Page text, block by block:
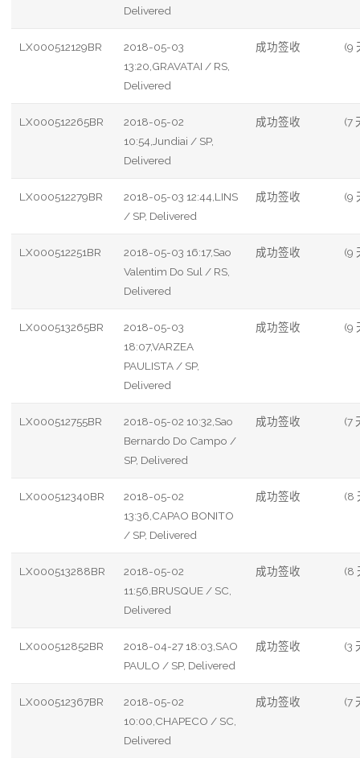
Delivered
LX000512129BR
2018-05-03
13:20,GRAVATAI / RS,
Delivered
成功签收 (9
LX000512265BR
2018-05-02
10:54,Jundiai / SP,
Delivered
成功签收 (7
LX000512279BR
2018-05-03 12:44,LINS
/ SP, Delivered
成功签收 (9
LX000512251BR
2018-05-03 16:17,Sao
Valentim Do Sul / RS,
Delivered
成功签收 (9
LX000513265BR
2018-05-03
18:07,VARZEA
PAULISTA / SP,
Delivered
成功签收 (9
LX000512755BR
2018-05-02 10:32,Sao
Bernardo Do Campo /
SP, Delivered
成功签收 (7
LX000512340BR
2018-05-02
13:36,CAPAO BONITO
/ SP, Delivered
成功签收 (8
LX000513288BR
2018-05-02
11:56,BRUSQUE / SC,
Delivered
成功签收 (8
LX000512852BR
2018-04-27 18:03,SAO
PAULO / SP, Delivered
成功签收 (3
LX000512367BR
2018-05-02
10:00,CHAPECO / SC,
Delivered
成功签收 (7